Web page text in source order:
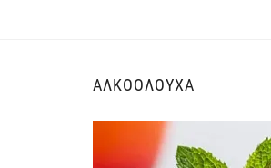
ΑΛΚΟΟΛΟΎΧΑ